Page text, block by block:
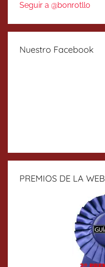
Seguir a @bonrotllo
Nuestro Facebook
PREMIOS DE LA WEB